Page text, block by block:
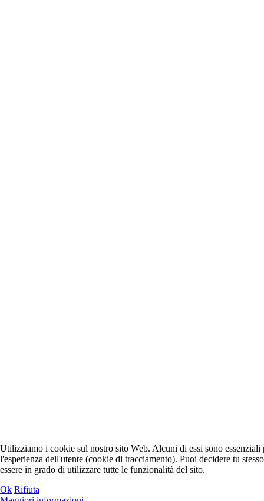
Utilizziamo i cookie sul nostro sito Web. Alcuni di essi sono
l'esperienza dell'utente (cookie di tracciamento). Puoi decidere tu
essere in grado di utilizzare tutte le funzionalità del sito.
Ok Rifiuta